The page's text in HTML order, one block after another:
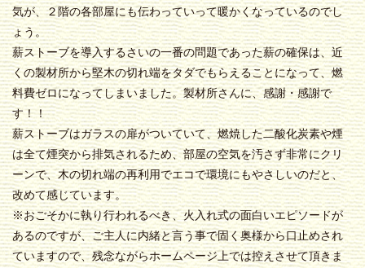
気が、２階の各部屋にも伝わっていって暖かくなっているのでし
ょう。
薪ストーブを導入するさいの一番の問題であった薪の確保は、近
くの製材所から堅木の切れ端をタダでもらえることになって、燃
料費ゼロになってしまいました。製材所さんに、感謝・感謝で
す！！
薪ストーブはガラスの扉がついていて、燃焼した二酸化炭素や煙
は全て煙突から排気されるため、部屋の空気を汚さず非常にクリ
ーンで、木の切れ端の再利用でエコで環境にもやさしいのだと、
改めて感じています。
※おごそかに執り行われるべき、火入れ式の面白いエピソードが
あるのですが、ご主人に内緒と言う事で固く奥様から口止めされ
ていますので、残念ながらホームページ上では控えさせて頂きま